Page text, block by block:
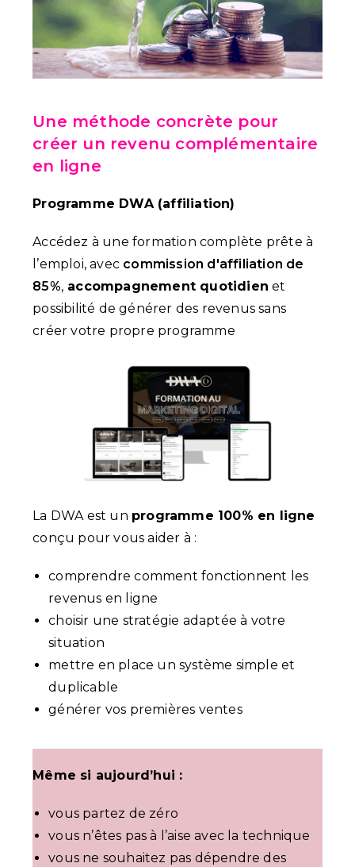
Une méthode concrète pour
créer un revenu complémentaire
en ligne
Programme DWA (affiliation)
Accédez à une formation complète prête à
l’emploi, avec commission d'affiliation de
85%, accompagnement quotidien et
possibilité de générer des revenus sans
créer votre propre programme
La DWA est un programme 100% en ligne
conçu pour vous aider à :
comprendre comment fonctionnent les
revenus en ligne
choisir une stratégie adaptée à votre
situation
mettre en place un système simple et
duplicable
générer vos premières ventes
Même si aujourd’hui :
vous partez de zéro
vous n’êtes pas à l’aise avec la technique
vous ne souhaitez pas dépendre des